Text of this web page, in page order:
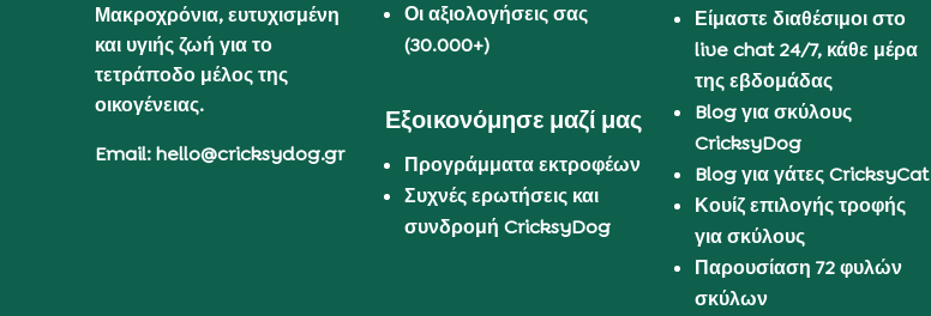
Μακροχρόνια, ευτυχισμένη
και υγιής ζωή για το
τετράποδο μέλος της
οικογένειας.
Email: hello@cricksydog.gr
Οι αξιολογήσεις σας
(30.000+)
Εξοικονόμησε μαζί μας
Προγράμματα εκτροφέων
Συχνές ερωτήσεις και
συνδρομή CricksyDog
Είμαστε διαθέσιμοι στο
live chat 24/7, κάθε μέρα
της εβδομάδας
Blog για σκύλους
CricksyDog
Blog για γάτες CricksyCat
Κουίζ επιλογής τροφής
για σκύλους
Παρουσίαση 72 φυλών
σκύλων